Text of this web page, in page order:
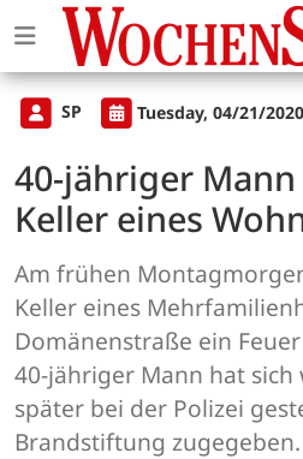
SP Tuesday, 04/21/
40-jähriger
Keller eines
Am frühen
Keller eines
Domänenstraße ein
40-jähriger Mann hat sich
später bei der Polizei
Brandstiftung zugegeben.